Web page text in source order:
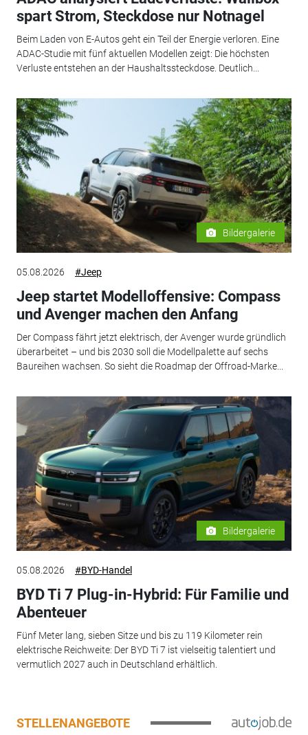
spart Strom, Steckdose nur Notnagel
Beim Laden von E-Autos geht ein Teil der Energie verloren. Eine
ADAC-Studie mit fünf aktuellen Modellen zeigt: Die höchsten
Verluste entstehen an der Haushaltssteckdose. Deutlich...
Bildergalerie
05.08.2026 #Jeep
Jeep startet Modelloffensive: Compass
und Avenger machen den Anfang
Der Compass fährt jetzt elektrisch, der Avenger wurde gründlich
überarbeitet – und bis 2030 soll die Modellpalette auf sechs
Baureihen wachsen. So sieht die Roadmap der Offroad-Marke...
Bildergalerie
05.08.2026 #BYD-Handel
BYD Ti 7 Plug-in-Hybrid: Für Familie und
Abenteuer
Fünf Meter lang, sieben Sitze und bis zu 119 Kilometer rein
elektrische Reichweite: Der BYD Ti 7 ist vielseitig talentiert und
vermutlich 2027 auch in Deutschland erhältlich.
STELLENANGEBOTE